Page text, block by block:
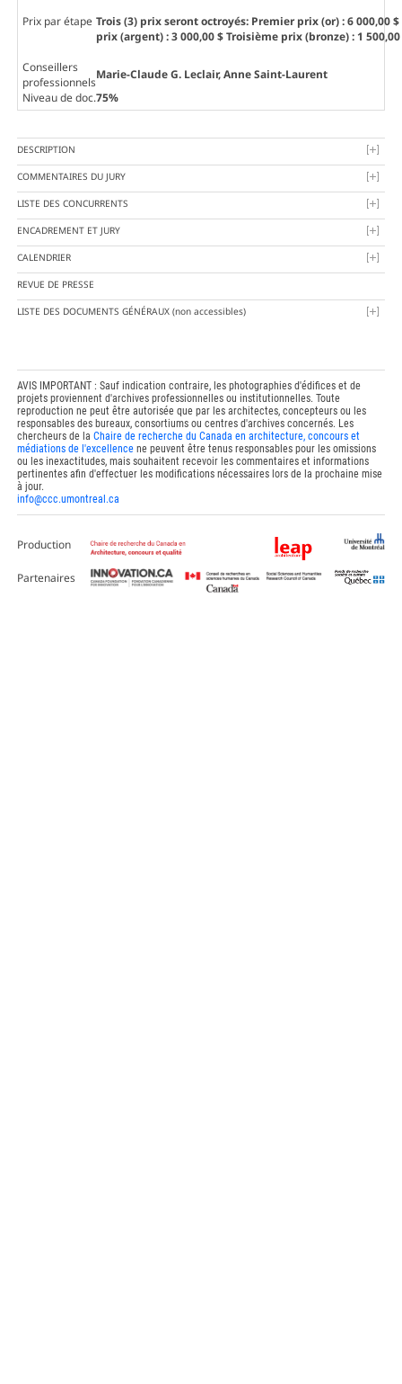
Prix par étape Trois (3) prix seront octroyés: Premier prix (or) : 6 000,00
prix (argent) : 3 000,00 $ Troisième prix (bronze) : 1 500,00
Conseillers
professionnels
Marie-Claude G. Leclair, Anne Saint-Laurent
Niveau de doc.75%
DESCRIPTION
COMMENTAIRES DU JURY
LISTE DES CONCURRENTS
ENCADREMENT ET JURY
CALENDRIER
REVUE DE PRESSE
LISTE DES DOCUMENTS GÉNÉRAUX (non accessibles)
AVIS IMPORTANT : Sauf indication contraire, les photographies d'édifices et de
projets proviennent d'archives professionnelles ou institutionnelles. Toute
reproduction ne peut être autorisée que par les architectes, concepteurs ou les
responsables des bureaux, consortiums ou centres d'archives concernés. Les
chercheurs de la Chaire de recherche du Canada en architecture, concours et
médiations de l'excellencene peuvent être tenus responsables pour les omissions
ou les inexactitudes, mais souhaitent recevoir les commentaires et informations
pertinentes afin d'effectuer les modifications nécessaires lors de la prochaine mise
à jour.
info@ccc.umontreal.ca
Production
Partenaires